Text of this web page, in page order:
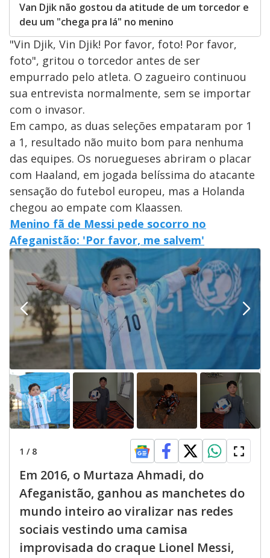
Van Djik não gostou da atitude de um torcedor e
deu um "chega pra lá" no menino
"Vin Djik, Vin Djik! Por favor, foto! Por favor,
foto", gritou o torcedor antes de ser
empurrado pelo atleta. O zagueiro continuou
sua entrevista normalmente, sem se importar
com o invasor.
Em campo, as duas seleções empataram por 1
a 1, resultado não muito bom para nenhuma
das equipes. Os noruegueses abriram o placar
com Haaland, em jogada belíssima do atacante
sensação do futebol europeu, mas a Holanda
chegou ao empate com Klaassen.
Menino fã de Messi pede socorro no
Afeganistão: 'Por favor, me salvem'
1 / 8
Em 2016, o Murtaza Ahmadi, do
Afeganistão, ganhou as manchetes do
mundo inteiro ao viralizar nas redes
sociais vestindo uma camisa
improvisada do craque Lionel Messi,